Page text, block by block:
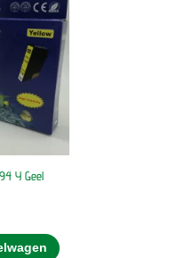
Y Geel